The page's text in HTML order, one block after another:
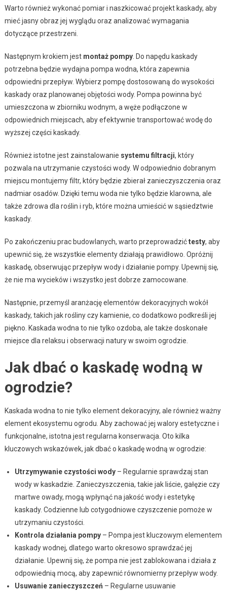
Warto również wykonać pomiar i naszkicować projekt kaskady, aby
mieć jasny obraz jej wyglądu oraz analizować wymagania
dotyczące przestrzeni.
Następnym krokiem jest montaż pompy. Do napędu kaskady
potrzebna będzie wydajna pompa wodna, która zapewnia
odpowiedni przepływ. Wybierz pompę dostosowaną do wysokości
kaskady oraz planowanej objętości wody. Pompa powinna być
umieszczona w zbiorniku wodnym, a węże podłączone w
odpowiednich miejscach, aby efektywnie transportować wodę do
wyższej części kaskady.
Również istotne jest zainstalowanie systemu filtracji, który
pozwala na utrzymanie czystości wody. W odpowiednio dobranym
miejscu montujemy filtr, który będzie zbierał zanieczyszczenia oraz
nadmiar osadów. Dzięki temu woda nie tylko będzie klarowna, ale
także zdrowa dla roślin i ryb, które można umieścić w sąsiedztwie
kaskady.
Po zakończeniu prac budowlanych, warto przeprowadzićtesty, aby
upewnić się, że wszystkie elementy działają prawidłowo. Opróżnij
kaskadę, obserwując przepływ wody i działanie pompy. Upewnij się,
że nie ma wycieków i wszystko jest dobrze zamocowane.
Następnie, przemyśl aranżację elementów dekoracyjnych wokół
kaskady, takich jak rośliny czy kamienie, co dodatkowo podkreśli jej
piękno. Kaskada wodna to nie tylko ozdoba, ale także doskonałe
miejsce dla relaksu i obserwacji natury w swoim ogrodzie.
Jak dbać o kaskadę wodną w
ogrodzie?
Kaskada wodna to nie tylko element dekoracyjny, ale również ważny
element ekosystemu ogrodu. Aby zachować jej walory estetyczne i
funkcjonalne, istotna jest regularna konserwacja. Oto kilka
kluczowych wskazówek, jak dbać o kaskadę wodną w ogrodzie:
Utrzymywanie czystości wody– Regularnie sprawdzaj stan
wody w kaskadzie. Zanieczyszczenia, takie jak liście, gałęzie czy
martwe owady, mogą wpłynąć na jakość wody i estetykę
kaskady. Codzienne lub cotygodniowe czyszczenie pomoże w
utrzymaniu czystości.
Kontrola działania pompy– Pompa jest kluczowym elementem
kaskady wodnej, dlatego warto okresowo sprawdzać jej
działanie. Upewnij się, że pompa nie jest zablokowana i działa z
odpowiednią mocą, aby zapewnić równomierny przepływ wody.
Usuwanie zanieczyszczeń – Regularne usuwanie